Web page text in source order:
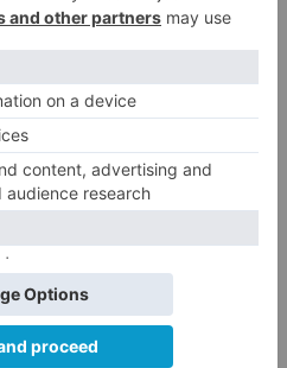
erradicación
violencia
LO + VISTO
Detienen a un joven de 27 años
por el robo de cableado y por
Calor y posibles tormentas en
Burgos durante el eclipse del 12
de agosto